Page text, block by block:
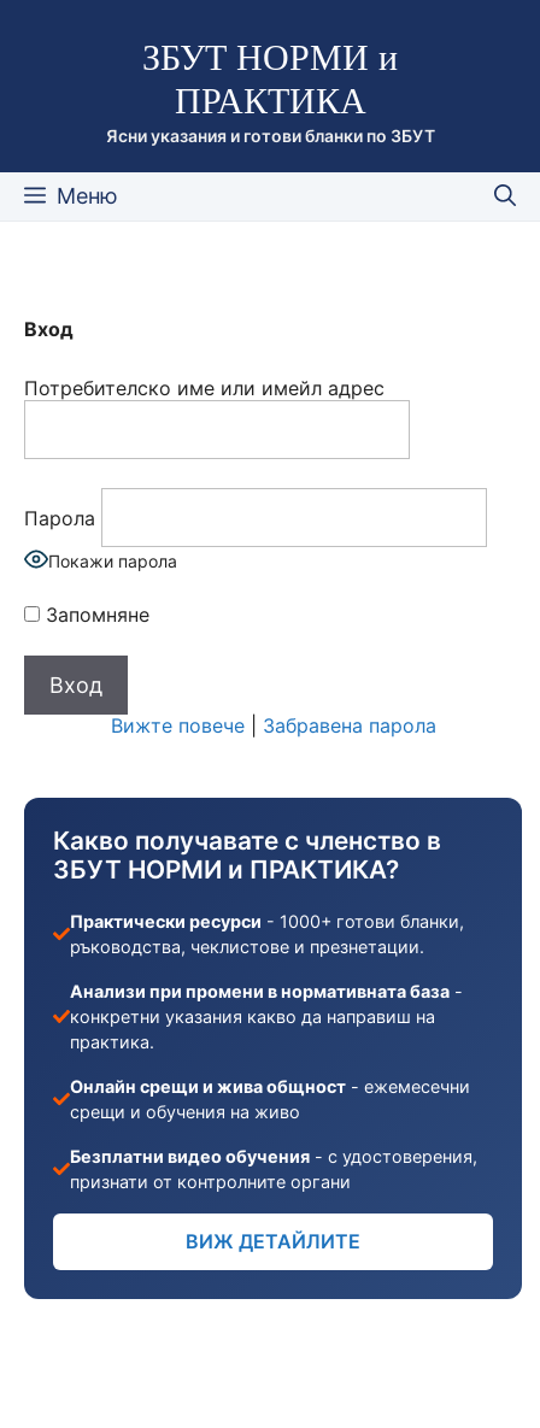
съдържаниетоЗБУТ НОРМИ и
ПРАКТИКА
Ясни указания и готови бланки по ЗБУТ
Меню
Вход
Потребителско име или имейл адрес
Парола
Покажи парола
Запомняне
Вижте повече| Забравена парола
Какво получавате с членство в
ЗБУТ НОРМИ и ПРАКТИКА?
Практически ресурси - 1000+ готови бланки,
ръководства, чеклистове и презнетации.
Анализи при промени в нормативната база -
конкретни указания какво да направиш на
практика.
Онлайн срещи и жива общност - ежемесечни
срещи и обучения на живо
Безплатни видео обучения - с удостоверения,
признати от контролните органи
ВИЖ ДЕТАЙЛИТЕ